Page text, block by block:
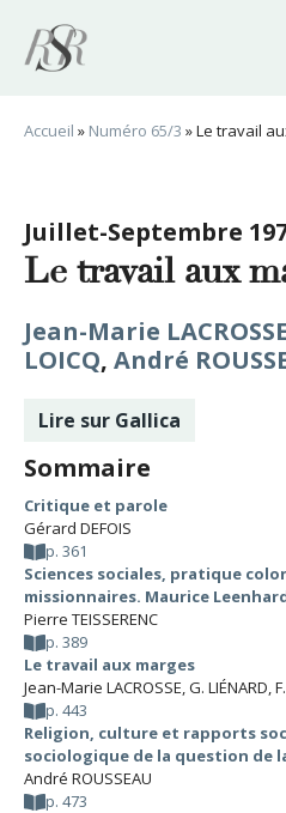
contenu
Accueil » Numéro 65/3 »Le travail
Juillet-Septembre
Le travail aux
Jean-Marie LACROSSE
LOICQ, André
Lire sur Gallica
Sommaire
Critique et parole
Gérard DEFOIS
p. 361
Sciences sociales, pratique
missionnaires. Maurice
Pierre TEISSERENC
p. 389
Le travail aux marges
Jean-Marie LACROSSE,G. LIÉNARD,
p. 443
Religion, culture et rapports
sociologique de la question de
André ROUSSEAU
p. 473